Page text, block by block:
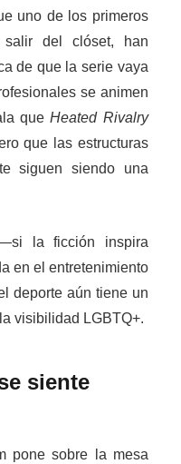
uno de los primeros
salir del clóset, han
de que la serie vaya
se animen
queHeated Rivalry
que las estructuras
siguen siendo una
la ficción inspira
en el entretenimiento
deporte aún tiene un
visibilidad LGBTQ+.
siente
pone sobre la mesa